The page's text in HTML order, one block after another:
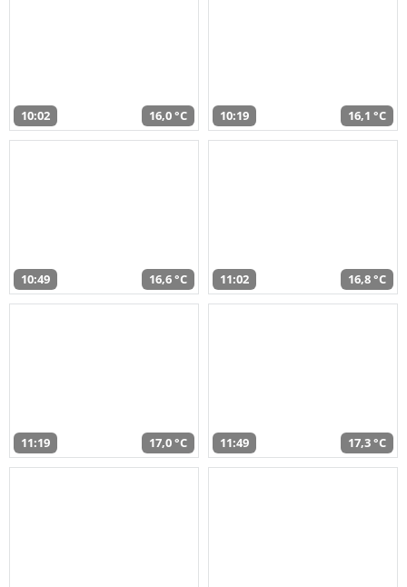
10:02 16,0 °C 10:19 16,1 °C
10:49 16,6 °C 11:02 16,8 °C
11:19 17,0 °C 11:49 17,3 °C